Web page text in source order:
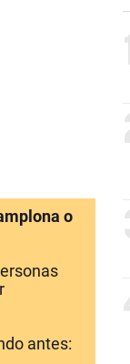
o
antes: